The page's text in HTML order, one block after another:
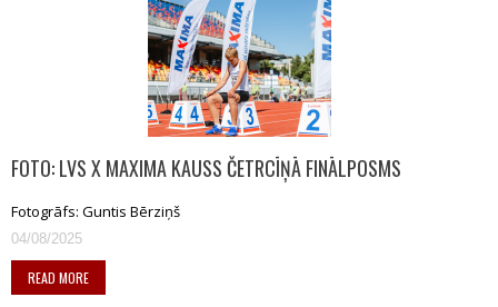
FOTO: LVS X MAXIMA KAUSS ČETRCĪŅĀ FINĀLPOSMS
Fotogrāfs: Guntis Bērziņš
04/08/2025
READ MORE